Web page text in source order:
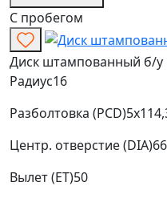
С пробегом
Диск штампованный б/у
Радиус16
Разболтовка (PCD)
Центр. отверстие (DIA)
Вылет (ET)50